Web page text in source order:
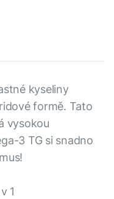
kyseliny
formě. Tato
vysokou
3 TG si snadno
1